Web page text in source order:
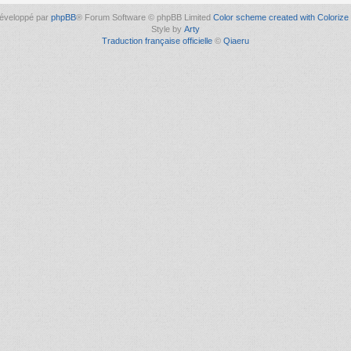
par phpBB® Forum Software © phpBB Limited Color scheme created with Colorize
Style by Arty
Traduction française officielle © Qiaeru